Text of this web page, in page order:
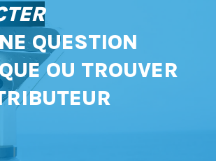
QUESTION
OU TROUVER